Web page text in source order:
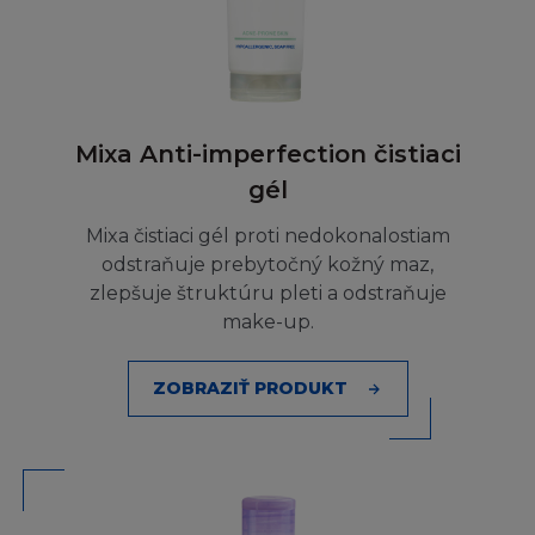
Mixa Anti-imperfection čistiaci
gél
Mixa čistiaci gél proti nedokonalostiam
odstraňuje prebytočný kožný maz,
zlepšuje štruktúru pleti a odstraňuje
make-up.
ZOBRAZIŤ PRODUKT
zmíněné výjimky se na vás nevztahují.
L´Oréal nezaručuje kompatibilnost s vaším
chyb, virů, červů nebo "Trojských koňů" na
Stránce nebo serveru.
L´Oréal nemá odpovědnost za škodu
způsobenou těmito škodlivými jevy a kódy.
L´Oréal nenese odpovědnost za Obsah
poskytnutý třetími osobami. L´Oréal také
není odpovědný za spolehlivost nebo stálou
dostupnost telefonních linek a zařízení, které
používáte při připojení ke Stránce.